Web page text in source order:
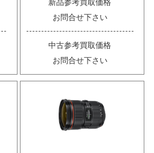
新品参考買取価格
お問合せ下さい
中古参考買取価格
お問合せ下さい